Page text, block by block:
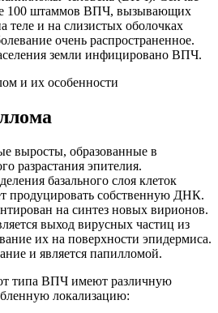
100 штаммов ВПЧ, вызывающих
теле и на слизистых оболочках
очень распространенное.
земли инфицировано ВПЧ.
выросты, образованные в
разрастания эпителия.
базального слоя клеток
продуцировать собственную ДНК.
на синтез новых вирионов.
выход вирусных частиц из
их на поверхности эпидермиса.
и является папилломой.
типа ВПЧ имеют различную
локализацию: